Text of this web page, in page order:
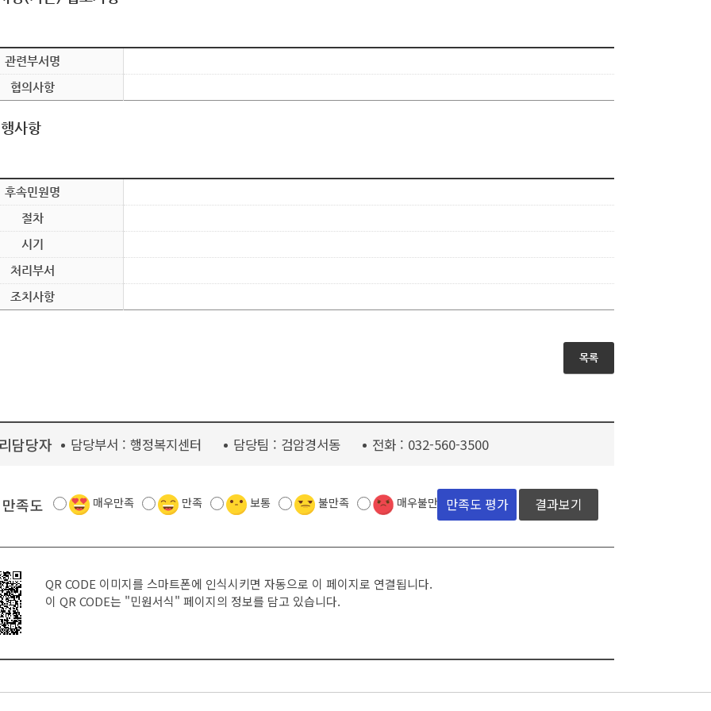
관련부서명
협의사항
사항
후속민원명
절차
시기
처리부서
조치사항
목록
담당자 담당부서 : 행정복지센터 담당팀 : 검암경서동 전화 : 032-560-3500
족도 매우만족 만족 보통 불만족 매우불만족 결과보기
QR CODE 이미지를 스마트폰에 인식시키면 자동으로 이 페이지로 연결됩니다.
이 QR CODE는 "민원서식" 페이지의 정보를 담고 있습니다.